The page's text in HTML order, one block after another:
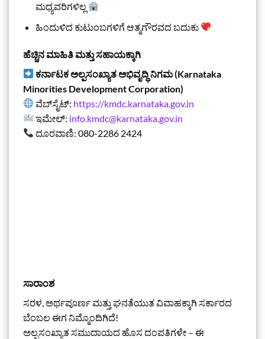
ಮಧ್ಯವರಿಗಳಿಲ್ಲ
ಹಿಂದುಳಿದ ಕುಟುಂಬಗಳಿಗೆ ಆತ್ಮಗೌರವದ ಬದುಕು
ಹೆಚ್ಚಿನ ಮಾಹಿತಿ ಮತ್ತು ಸಹಾಯಕ್ಕಾಗಿ
ಕರ್ನಾಟಕ ಅಲ್ಪಸಂಖ್ಯಾತ ಅಭಿವೃದ್ಧಿ ನಿಗಮ (Karnataka
Minorities Development Corporation)
ವೆಬ್‌ಸೈಟ್: https://kmdc.karnataka.gov.in
ಇಮೇಲ್: info.kmdc@karnataka.gov.in
ದೂರವಾಣಿ: 080-2286 2424
ಸಾರಾಂಶ
ಸರಳ, ಅರ್ಥಪೂರ್ಣ ಮತ್ತು ಘನತೆಯುತ ವಿವಾಹಕ್ಕಾಗಿ ಸರ್ಕಾರದ
ಬೆಂಬಲ ಈಗ ನಿಮ್ಮೊಂದಿಗಿದೆ!
ಅಲ್ಪಸಂಖ್ಯಾತ ಸಮುದಾಯದ ಹೊಸ ದಂಪತಿಗಳೇ – ಈ